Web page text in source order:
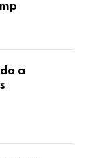
a